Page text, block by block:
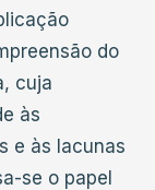
do
cuja
às
e às lacunas
se o papel